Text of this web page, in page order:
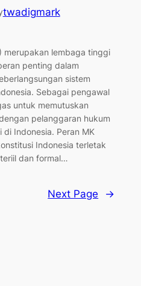
twadigmark
merupakan lembaga tinggi
penting dalam
sistem
Sebagai pengawal
untuk memutuskan
pelanggaran hukum
Indonesia. Peran MK
Indonesia terletak
dan formal…
Next Page →